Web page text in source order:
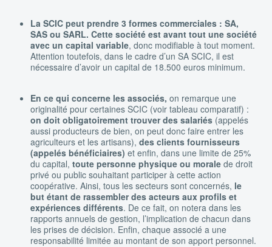
La SCIC peut prendre 3 formes commerciales : SA,
SAS ou SARL. Cette société est avant tout une société
avec un capital variable, donc modifiable à tout moment.
Attention toutefois, dans le cadre d’un SA SCIC, il est
nécessaire d’avoir un capital de 18.500 euros minimum.
En ce qui concerne les associés, on remarque une
originalité pour certaines SCIC (voir tableau comparatif) :
on doit obligatoirement trouver des salariés (appelés
aussi producteurs de bien, on peut donc faire entrer les
agriculteurs et les artisans), des clients fournisseurs
(appelés bénéficiaires) et enfin, dans une limite de 25%
du capital, toute personne physique ou morale de droit
privé ou public souhaitant participer à cette action
coopérative. Ainsi, tous les secteurs sont concernés, le
but étant de rassembler des acteurs aux profils et
expériences différents. De ce fait, on notera dans les
rapports annuels de gestion, l’implication de chacun dans
les prises de décision. Enfin, chaque associé a une
responsabilité limitée au montant de son apport personnel.